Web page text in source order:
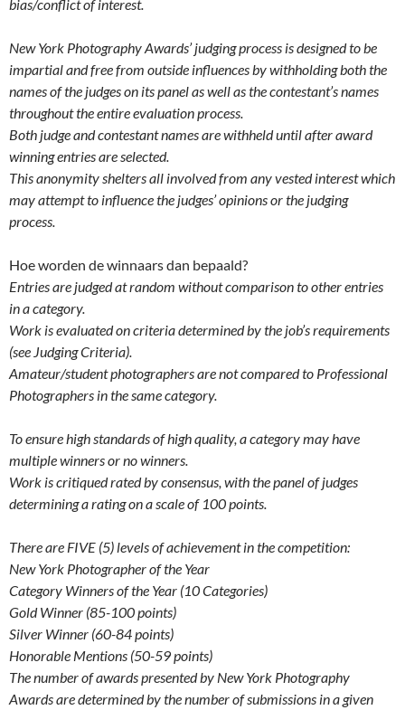
bias/conflict of interest.
New York Photography Awards’ judging process is designed to be
impartial and free from outside influences by withholding both the
names of the judges on its panel as well as the contestant’s names
throughout the entire evaluation process.
Both judge and contestant names are withheld until after award
winning entries are selected.
This anonymity shelters all involved from any vested interest which
may attempt to influence the judges’ opinions or the judging
process.
Hoe worden de winnaars dan bepaald?
Entries are judged at random without comparison to other entries
in a category.
Work is evaluated on criteria determined by the job’s requirements
(see Judging Criteria).
Amateur/student photographers are not compared to Professional
Photographers in the same category.
To ensure high standards of high quality, a category may have
multiple winners or no winners.
Work is critiqued rated by consensus, with the panel of judges
determining a rating on a scale of 100 points.
There are FIVE (5) levels of achievement in the competition:
New York Photographer of the Year
Category Winners of the Year (10 Categories)
Gold Winner (85-100 points)
Silver Winner (60-84 points)
Honorable Mentions (50-59 points)
The number of awards presented by New York Photography
Awards are determined by the number of submissions in a given